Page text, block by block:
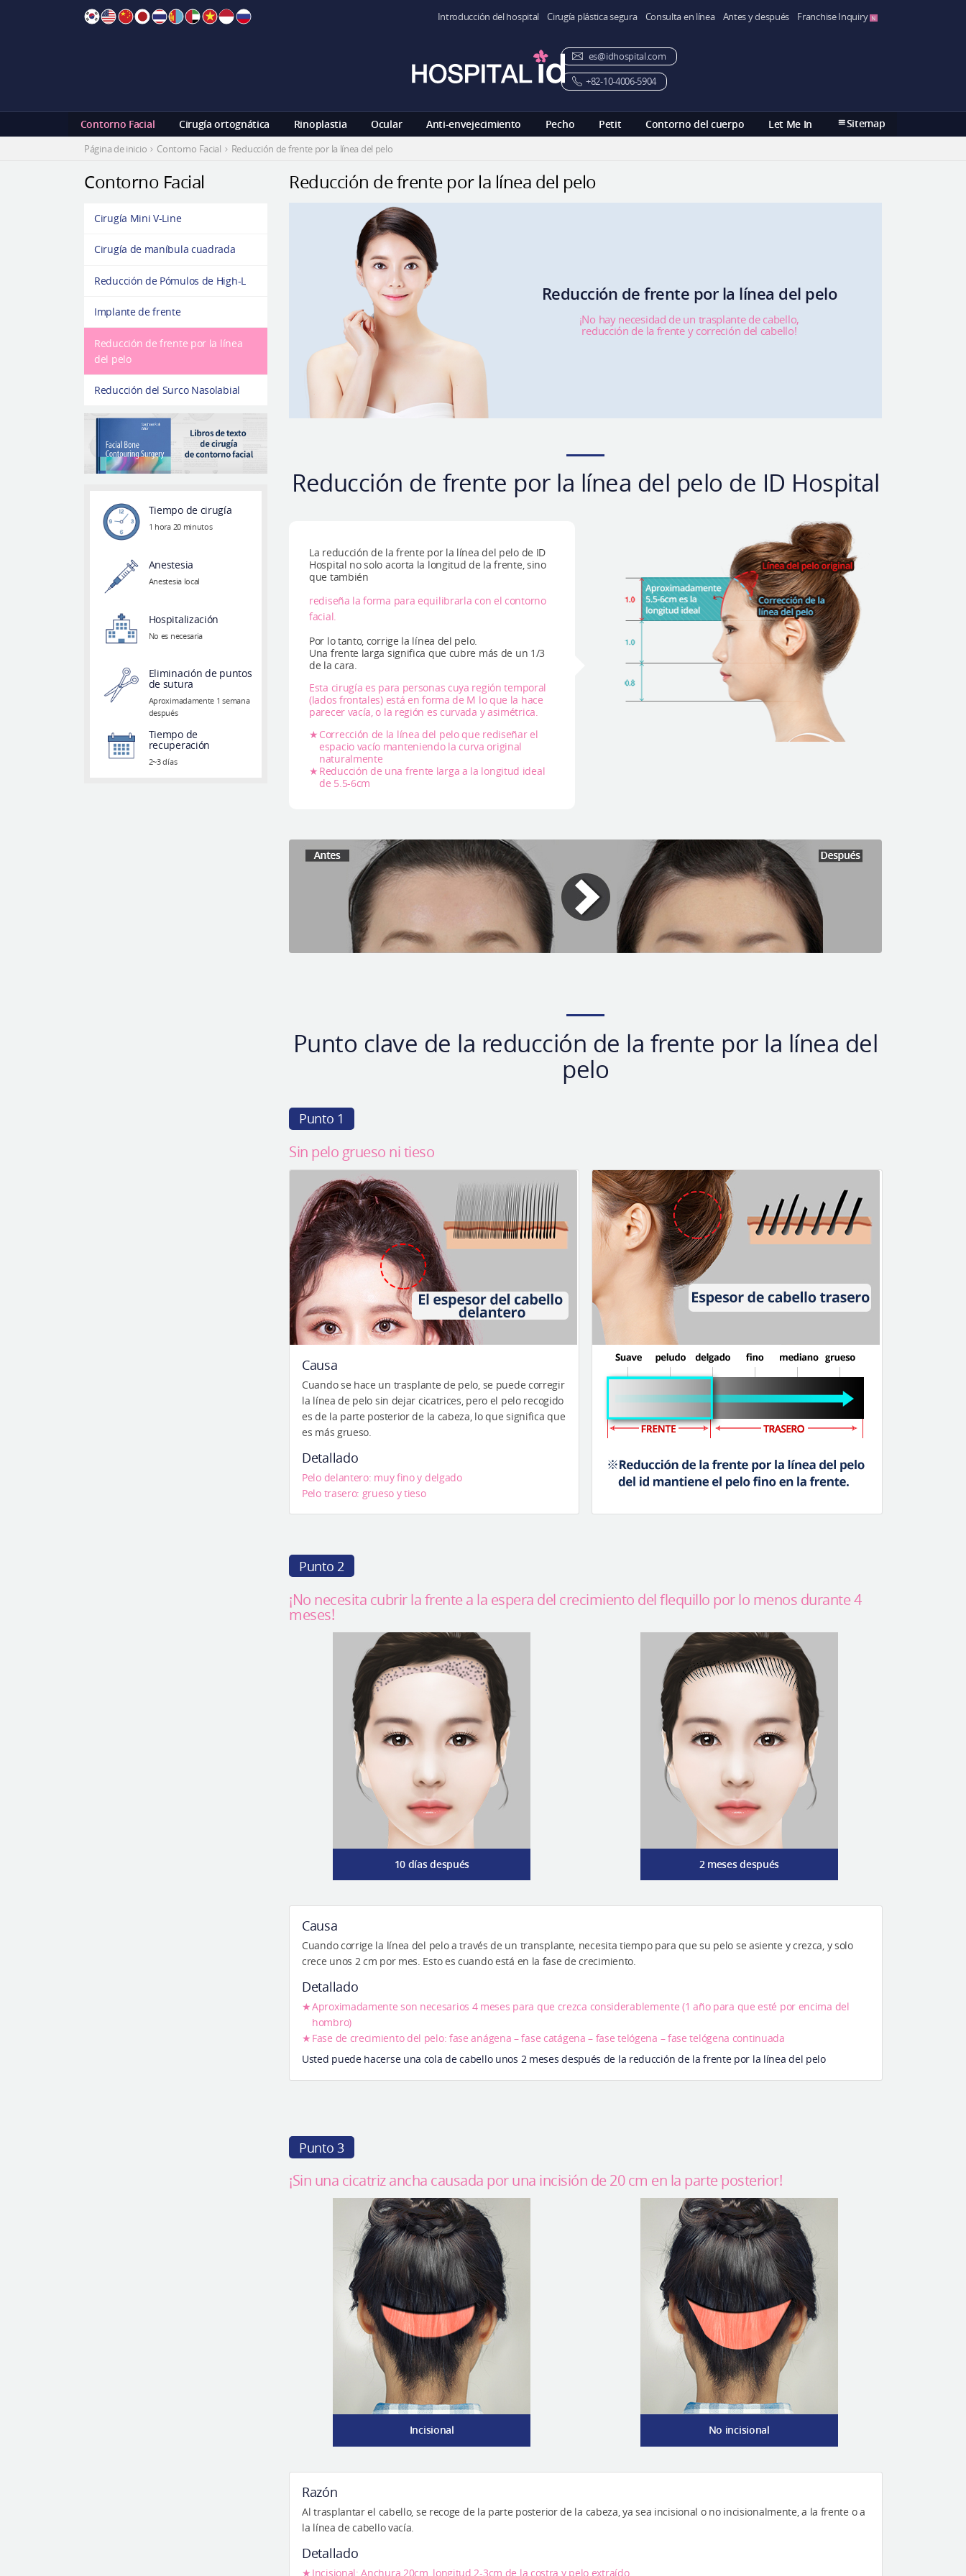
Introducción del hospital Cirugía plástica segura Consulta en línea Antes y después Franchise Inquiry
Contorno Facial Cirugía ortognática Rinoplastia Ocular Anti-envejecimiento Pecho Petit Contorno del cuerpo Let Me In Sitemap
es@idhospital.com
+82-10-4006-5904
Página de inicio Contorno Facial Reducción de frente por la línea del pelo
Reducción de frente por la línea del pelo
Reducción de frente por la línea del pelo
¡No hay necesidad de un trasplante de cabello,
reducción de la frente y correción del cabello!
Reducción de frente por la línea del pelo de ID Hospital
La reducción de la frente por la línea del pelo de ID
Hospital no solo acorta la longitud de la frente, sino
que también
rediseña la forma para equilibrarla con el contorno
facial.
Por lo tanto, corrige la línea del pelo.
Una frente larga significa que cubre más de un 1/3
de la cara.
Esta cirugía es para personas cuya región temporal
(lados frontales) está en forma de M lo que la hace
parecer vacía, o la región es curvada y asimétrica.
Corrección de la línea del pelo que rediseñar el
espacio vacío manteniendo la curva original
naturalmente
Reducción de una frente larga a la longitud ideal
de 5.5-6cm
Punto clave de la reducción de la frente por la línea del
pelo
Punto 1
Sin pelo grueso ni tieso
Causa
Cuando se hace un trasplante de pelo, se puede corregir
la línea de pelo sin dejar cicatrices, pero el pelo recogido
es de la parte posterior de la cabeza, lo que significa que
es más grueso.
Detallado
Pelo delantero: muy fino y delgado
Pelo trasero: grueso y tieso
Punto 2
¡No necesita cubrir la frente a la espera del crecimiento del flequillo por lo menos durante 4
meses!
10 días después 2 meses después
Causa
Cuando corrige la línea del pelo a través de un transplante, necesita tiempo para que su pelo se asiente y crezca, y solo
crece unos 2 cm por mes. Esto es cuando está en la fase de crecimiento.
Detallado
Aproximadamente son necesarios 4 meses para que crezca considerablemente (1 año para que esté por encima del
hombro)
Fase de crecimiento del pelo: fase anágena – fase catágena – fase telógena – fase telógena continuada
Usted puede hacerse una cola de cabello unos 2 meses después de la reducción de la frente por la línea del pelo
Punto 3
¡Sin una cicatriz ancha causada por una incisión de 20 cm en la parte posterior!
Incisional No incisional
Razón
Al trasplantar el cabello, se recoge de la parte posterior de la cabeza, ya sea incisional o no incisionalmente, a la frente o a
la línea de cabello vacía.
Detallado
Incisional: Anchura 20cm, longitud 2-3cm de la costra y pelo extraído
Contorno Facial
Cirugía Mini V-Line
Cirugía de maníbula cuadrada
Reducción de Pómulos de High-L
Implante de frente
Reducción de frente por la línea
del pelo
Reducción del Surco Nasolabial
Tiempo de cirugía
1 hora 20 minutos
Anestesia
Anestesia local
Hospitalización
No es necesaria
Eliminación de puntos
de sutura
Aproximadamente 1 semana
después
Tiempo de
recuperación
2~3 días